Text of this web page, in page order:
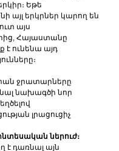
Եթե
այլ երկրներ կարող են
այս
Հայաստանը
է ունենա այդ
ջրատարները
նախագծի նոր
լրացուցիչ
ներուժ։
է դառնալ այն